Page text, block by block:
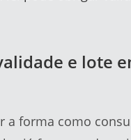
e lote
forma como